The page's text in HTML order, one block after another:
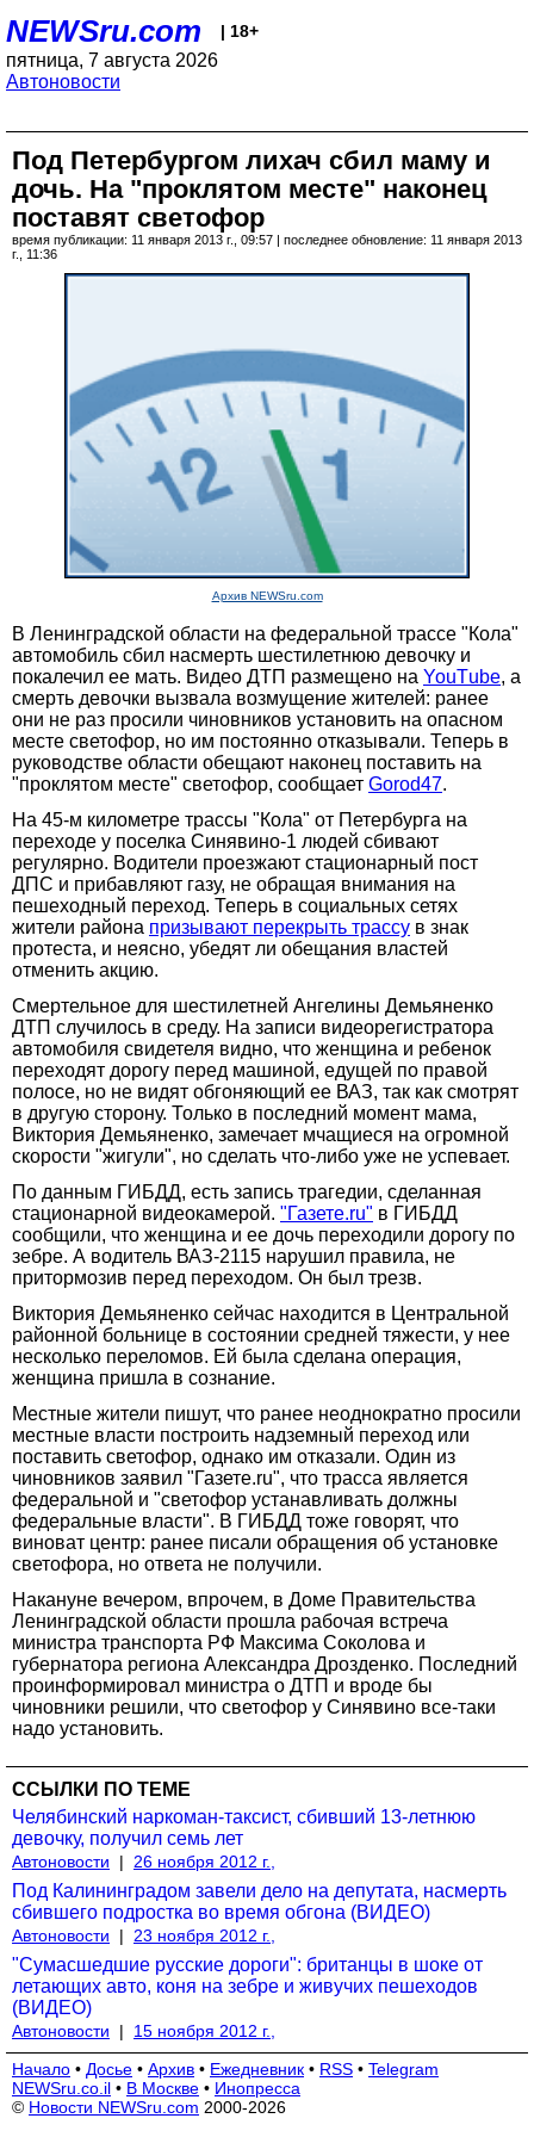
NEWSru.com | 18+
пятница, 7 августа 2026
Автоновости
Под Петербургом лихач сбил маму и
дочь. На "проклятом месте" наконец
поставят светофор
время публикации: 11 января 2013 г., 09:57 | последнее обновление: 11 января 2013
г., 11:36
Архив NEWSru.com
В Ленинградской области на федеральной трассе "Кола"
автомобиль сбил насмерть шестилетнюю девочку и
покалечил ее мать. Видео ДТП размещено на YouТube, а
смерть девочки вызвала возмущение жителей: ранее
они не раз просили чиновников установить на опасном
месте светофор, но им постоянно отказывали. Теперь в
руководстве области обещают наконец поставить на
"проклятом месте" светофор, сообщает Gorod47.
На 45-м километре трассы "Кола" от Петербурга на
переходе у поселка Синявино-1 людей сбивают
регулярно. Водители проезжают стационарный пост
ДПС и прибавляют газу, не обращая внимания на
пешеходный переход. Теперь в социальных сетях
жители района призывают перекрыть трассу в знак
протеста, и неясно, убедят ли обещания властей
отменить акцию.
Смертельное для шестилетней Ангелины Демьяненко
ДТП случилось в среду. На записи видеорегистратора
автомобиля свидетеля видно, что женщина и ребенок
переходят дорогу перед машиной, едущей по правой
полосе, но не видят обгоняющий ее ВАЗ, так как смотрят
в другую сторону. Только в последний момент мама,
Виктория Демьяненко, замечает мчащиеся на огромной
скорости "жигули", но сделать что-либо уже не успевает.
По данным ГИБДД, есть запись трагедии, сделанная
стационарной видеокамерой. "Газете.ru" в ГИБДД
сообщили, что женщина и ее дочь переходили дорогу по
зебре. А водитель ВАЗ-2115 нарушил правила, не
притормозив перед переходом. Он был трезв.
Виктория Демьяненко сейчас находится в Центральной
районной больнице в состоянии средней тяжести, у нее
несколько переломов. Ей была сделана операция,
женщина пришла в сознание.
Местные жители пишут, что ранее неоднократно просили
местные власти построить надземный переход или
поставить светофор, однако им отказали. Один из
чиновников заявил "Газете.ru", что трасса является
федеральной и "светофор устанавливать должны
федеральные власти". В ГИБДД тоже говорят, что
виноват центр: ранее писали обращения об установке
светофора, но ответа не получили.
Накануне вечером, впрочем, в Доме Правительства
Ленинградской области прошла рабочая встреча
министра транспорта РФ Максима Соколова и
губернатора региона Александра Дрозденко. Последний
проинформировал министра о ДТП и вроде бы
чиновники решили, что светофор у Синявино все-таки
надо установить.
ССЫЛКИ ПО ТЕМЕ
Челябинский наркоман-таксист, сбивший 13-летнюю
девочку, получил семь лет
Автоновости | 26 ноября 2012 г.,
Под Калининградом завели дело на депутата, насмерть
сбившего подростка во время обгона (ВИДЕО)
Автоновости | 23 ноября 2012 г.,
"Сумасшедшие русские дороги": британцы в шоке от
летающих авто, коня на зебре и живучих пешеходов
(ВИДЕО)
Автоновости |
15 ноября 2012 г.,
Начало • Досье • Архив • Ежедневник • RSS • Telegram
NEWSru.co.il • В Москве • Инопресса
© Новости NEWSru.com 2000-2026